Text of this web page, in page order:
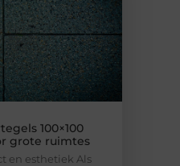
100×100
grote ruimtes
en esthetiek Als